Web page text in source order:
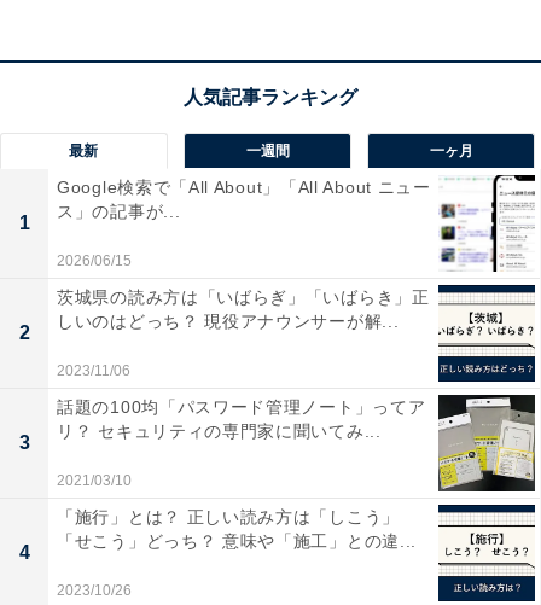
ば、ママとしてその会社で働くポイントを聞いておくと
いいでしょう。何かあったときに相談ができる関係性を
築いておくと、復職後も安心です。そのほかに同僚とラ
ンチをするなど接点をもち、会社の様子や業界の情報収
集をしておくと、復帰後のイメージを持ちやすいです。
最新 一週間 一ヶ月
1
Google検索で「All About」「All About ニュー
ス」の記事が...
2026/06/15
2
茨城県の読み方は「いばらぎ」「いばらき」正
しいのはどっち？ 現役アナウンサーが解...
2023/11/06
3
話題の100均「パスワード管理ノート」ってア
リ？ セキュリティの専門家に聞いてみ...
2021/03/10
4
「施行」とは？ 正しい読み方は「しこう」
「せこう」どっち？ 意味や「施工」との違...
2023/10/26